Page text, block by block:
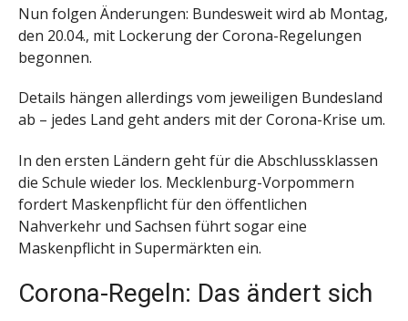
Nun folgen Änderungen: Bundesweit wird ab Montag,
den 20.04., mit Lockerung der Corona-Regelungen
begonnen.
Details hängen allerdings vom jeweiligen Bundesland
ab – jedes Land geht anders mit der Corona-Krise um.
In den ersten Ländern geht für die Abschlussklassen
die Schule wieder los. Mecklenburg-Vorpommern
fordert Maskenpflicht für den öffentlichen
Nahverkehr und Sachsen führt sogar eine
Maskenpflicht in Supermärkten ein.
Corona-Regeln: Das ändert sich